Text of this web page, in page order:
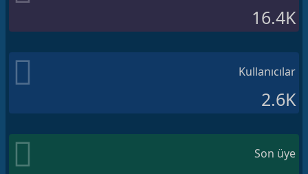
16.4K
Kullanıcılar
2.6K
Son üye